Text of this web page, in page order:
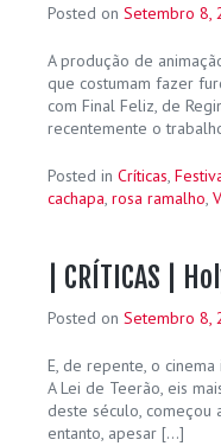
Posted on Setembro 8,
A produção de
que costumam fazer
com Final Feliz, de
recentemente o
Posted in Críticas,
cachapa, rosa ramalho,
| CRÍTICAS |
Posted on Setembro 8,
E, de repente, o
A Lei de Teerão, eis
deste século, começou
entanto, apesar […]